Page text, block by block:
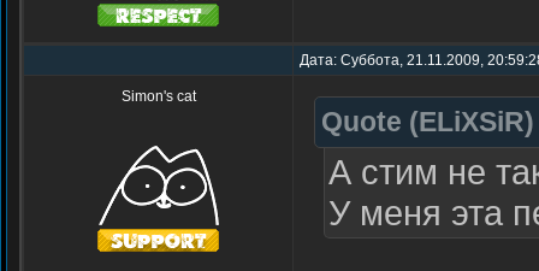
Дата: Суббота, 21.11.2009,
Simon's cat
Quote (ELiXSiR)
А стим не
У меня эта